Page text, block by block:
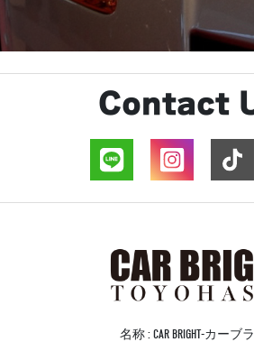
Contact
名称 : CAR BRIGHT-カーブ